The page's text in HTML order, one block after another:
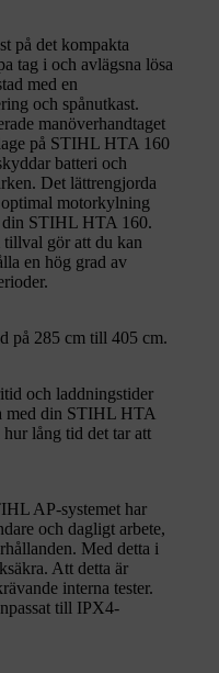
på det kompakta
tag i och avlägsna lösa
med en
och spånutkast.
manöverhandtaget
på STIHL HTA 160
batteri och
Det lättrengjorda
motorkylning
STIHL HTA 160.
gör att du kan
en hög grad av
på 285 cm till 405 cm.
och laddningstider
med din STIHL HTA
hur lång tid det tar att
AP-systemet har
och dagligt arbete,
Med detta i
Att detta är
interna tester.
till IPX4-